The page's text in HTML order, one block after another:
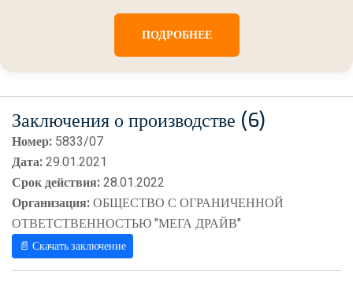
ПОДРОБНЕЕ
Заключения о производстве (6)
Номер: 5833/07
Дата:29.01.2021
Срок действия:28.01.2022
Организация:ОБЩЕСТВО С ОГРАНИЧЕННОЙ
ОТВЕТСТВЕННОСТЬЮ "МЕГА ДРАЙВ"
📄 Скачать заключение